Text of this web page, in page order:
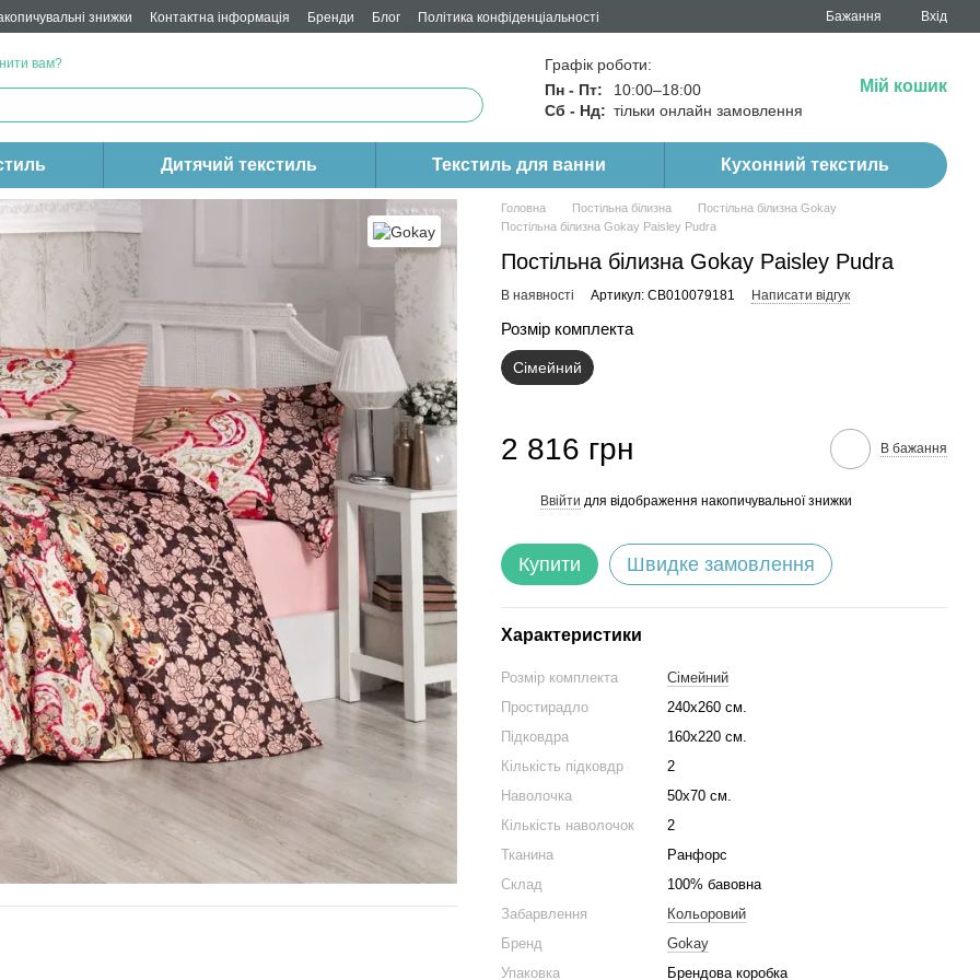
знижки Контактна інформація Бренди Блог
Політика конфіденціальності
Бажання Вхід
вам?
Графік роботи:
Пн - Пт:
10:00–18:00
Сб - Нд: тільки онлайн замовлення
Мій кошик
Дитячий текстиль Текстиль для ванни Кухонний текстиль
Головна Постільна білизна
Постільна білизна Gokay
Постільна білизна Gokay Paisley Pudra
Постільна білизна Gokay Paisley Pudra
В наявності Артикул: CB010079181 Написати відгук
Розмір комплекта
Сімейний
2 816 грн В бажання
Ввійти для відображення накопичувальної знижки
Купити Швидке замовлення
Характеристики
Розмір комплекта
Сімейний
Простирадло
240х260 см.
Підковдра
160х220 см.
Кількість підковдр
2
Наволочка
50х70 см.
Кількість наволочок
2
Тканина
Ранфорс
Склад
100% бавовна
Забарвлення
Кольоровий
Бренд
Gokay
Упаковка
Брендова коробка